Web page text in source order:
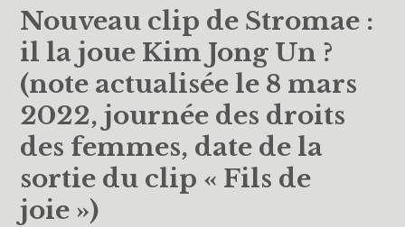
Accueil
A propos
Vous avez dit UAA ?
UAA0
UAA1
Nouveau clip de Stromae :
il la joue Kim Jong Un ?
(note actualisée le 8 mars
2022, journée des droits
des femmes, date de la
sortie du clip « Fils de
joie »)